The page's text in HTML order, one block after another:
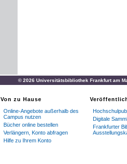
© 2026 Universitätsbibliothek Frankfurt am
Von zu Hause
Online-Angebote außerhalb des
Campus nutzen
Bücher online bestellen
Verlängern, Konto abfragen
Hilfe zu Ihrem Konto
Digitale
Frankfurter